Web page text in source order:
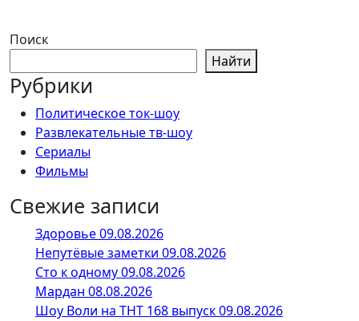
Поиск
Найти
Рубрики
Политическое ток-шоу
Развлекательные тв-шоу
Сериалы
Фильмы
Свежие записи
Здоровье 09.08.2026
Непутёвые заметки 09.08.2026
Сто к одному 09.08.2026
Мардан 08.08.2026
Шоу Воли на ТНТ 168 выпуск 09.08.2026